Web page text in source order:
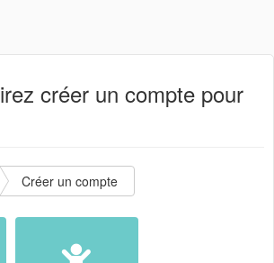
créer un compte pour
Créer un compte